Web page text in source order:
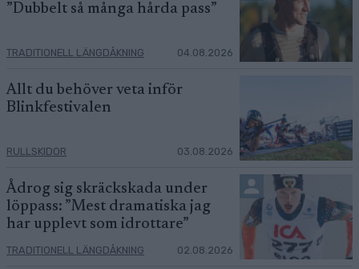
”Dubbelt så många hårda pass”
TRADITIONELL LÄNGDÅKNING 04.08.2026
Allt du behöver veta inför
Blinkfestivalen
RULLSKIDOR 03.08.2026
Ådrog sig skräckskada under
löppass: ”Mest dramatiska jag
har upplevt som idrottare”
TRADITIONELL LÄNGDÅKNING 02.08.2026